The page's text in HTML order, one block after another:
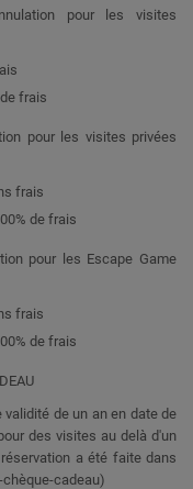
pour les visites
frais
pour les visites privées
frais
de frais
pour les Escape Game
frais
de frais
de un an en date de
des visites au delà d'un
a été faite dans
chèque-cadeau)